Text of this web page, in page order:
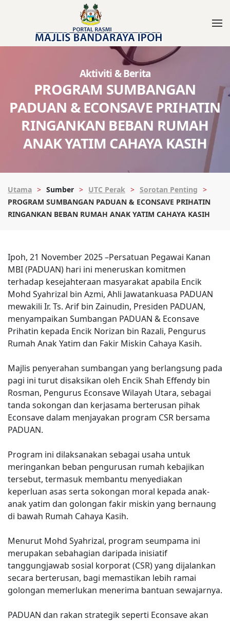
Aktiviti & Berita
PROGRAM SUMBANGAN
PADUAN & ECONSAVE PRIHATIN
RINGANKAN BEBAN RUMAH
ANAK YATIM CAHAYA KASIH
Utama Sumber UTC Perak
Sorotan Penting
PROGRAM SUMBANGAN PADUAN & ECONSAVE PRIHATIN
RINGANKAN BEBAN RUMAH ANAK YATIM CAHAYA KASIH
Ipoh, 21 November 2025 –Persatuan Pegawai Kanan
MBI (PADUAN) hari ini meneruskan komitmen
terhadap kesejahteraan masyarakat apabila Encik
Mohd Syahrizal bin Azmi, Ahli Jawatankuasa PADUAN
mewakili Ir. Ts. Arif bin Zainudin, Presiden PADUAN,
menyampaikan Sumbangan PADUAN & Econsave
Prihatin kepada Encik Norizan bin Razali, Pengurus
Rumah Anak Yatim dan Fakir Miskin Cahaya Kasih.
Majlis penyerahan sumbangan yang berlangsung pada
pagi ini turut disaksikan oleh Encik Shah Effendy bin
Rosman, Pengurus Econsave Wilayah Utara, sebagai
tanda sokongan dan kerjasama berterusan pihak
Econsave dalam menjayakan program CSR bersama
PADUAN.
Program ini dilaksanakan sebagai usaha untuk
meringankan beban pengurusan rumah kebajikan
tersebut, termasuk membantu menyediakan
keperluan asas serta sokongan moral kepada anak-
anak yatim dan golongan fakir miskin yang bernaung
di bawah Rumah Cahaya Kasih.
Menurut Mohd Syahrizal, program seumpama ini
merupakan sebahagian daripada inisiatif
tanggungjawab sosial korporat (CSR) yang dijalankan
secara berterusan, bagi memastikan lebih ramai
golongan memerlukan menerima bantuan sewajarnya.
PADUAN dan rakan strategik seperti Econsave akan